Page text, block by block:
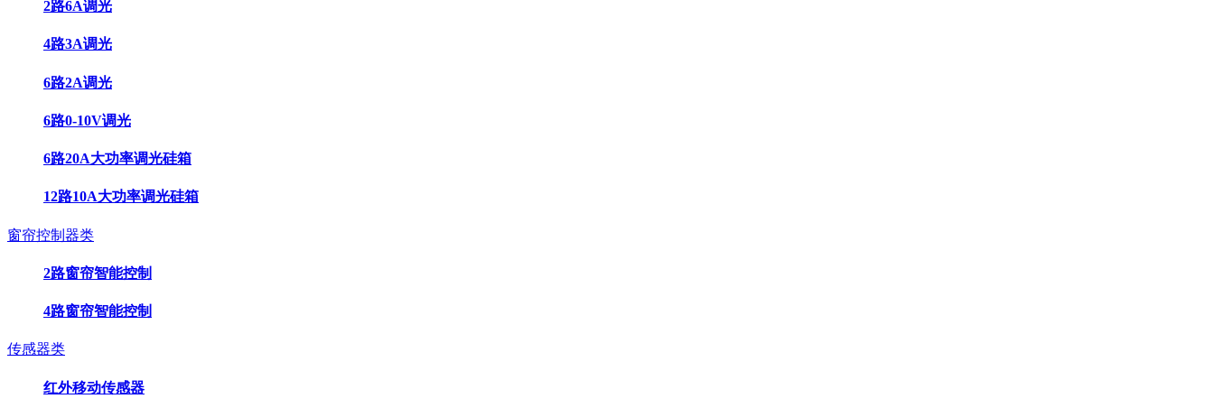
2路6A调光
4路3A调光
6路2A调光
6路0-10V调光
6路20A大功率调光硅箱
12路10A大功率调光硅箱
窗帘控制器类
2路窗帘智能控制
4路窗帘智能控制
传感器类
红外移动传感器